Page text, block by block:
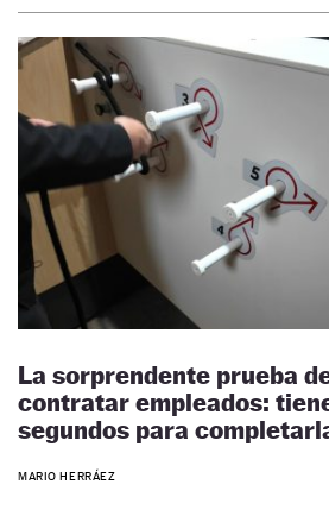
La sorprendente prueba
contratar empleados:
segundos para
MARIO HERRÁEZ